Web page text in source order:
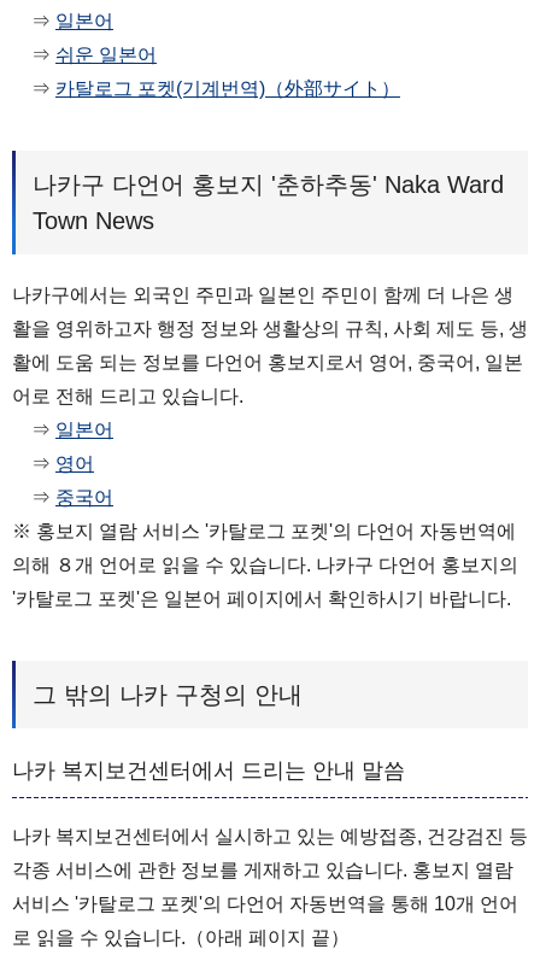
⇒ 일본어
⇒ 쉬운 일본어
⇒ 카탈로그 포켓(기계번역)（外部サイト）
나카구 다언어 홍보지 '춘하추동' Naka Ward
Town News
나카구에서는 외국인 주민과 일본인 주민이 함께 더 나은 생
활을 영위하고자 행정 정보와 생활상의 규칙, 사회 제도 등, 생
활에 도움 되는 정보를 다언어 홍보지로서 영어, 중국어, 일본
어로 전해 드리고 있습니다.
⇒ 일본어
⇒ 영어
⇒ 중국어
※ 홍보지 열람 서비스 '카탈로그 포켓'의 다언어 자동번역에
의해 ８개 언어로 읽을 수 있습니다. 나카구 다언어 홍보지의
'카탈로그 포켓'은 일본어 페이지에서 확인하시기 바랍니다.
그 밖의 나카 구청의 안내
나카 복지보건센터에서 드리는 안내 말씀
나카 복지보건센터에서 실시하고 있는 예방접종, 건강검진 등
각종 서비스에 관한 정보를 게재하고 있습니다. 홍보지 열람
서비스 '카탈로그 포켓'의 다언어 자동번역을 통해 10개 언어
로 읽을 수 있습니다.（아래 페이지 끝）